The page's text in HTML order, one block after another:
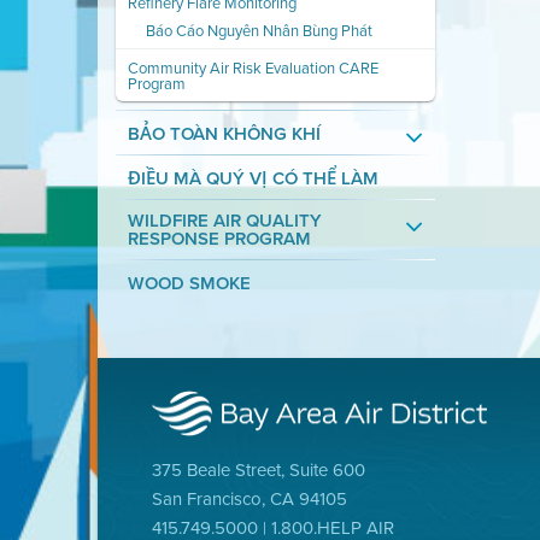
Báo Cáo Nguyên Nhân Bùng Phát
Community Air Risk Evaluation CARE
Program
BẢO TOÀN KHÔNG KHÍ
ĐIỀU MÀ QUÝ VỊ CÓ THỂ LÀM
WILDFIRE AIR QUALITY
RESPONSE PROGRAM
WOOD SMOKE
375 Beale Street, Suite 600
San Francisco, CA 94105
415.749.5000 | 1.800.HELP AIR